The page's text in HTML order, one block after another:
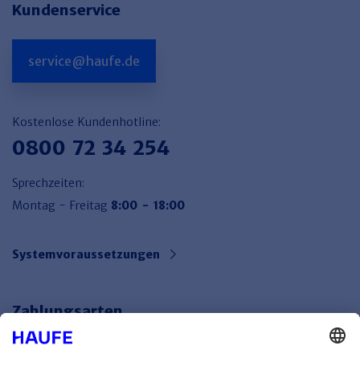
Kundenservice
service@haufe.de
Kostenlose Kundenhotline:
0800 72 34 254
Sprechzeiten:
Montag - Freitag 8:00 - 18:00
Systemvoraussetzungen
Zahlungsarten